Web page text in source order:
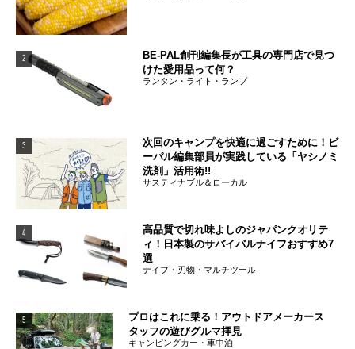
2
BE-PAL創刊編集長が工具の専門店で見つ
けた愛用品って何？
ランタン・ライト・ランプ
3
次回のキャンプを快適に過ごすために！ビ
ーパル編集部員が実践している「ヤシノミ
洗剤」活用術!!
サスティナブル＆ローカル
4
高品質で切れ味よしのジャパンクオリテ
ィ！日本製のサバイバルナイフおすすめ7
選
ナイフ・刃物・マルチツール
5
プロはこれに乗る！アウトドアメーカース
タッフの遊びグルマ拝見
キャンピングカー・車中泊